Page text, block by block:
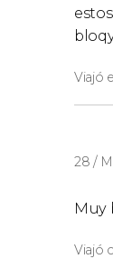
Viajó
28 /
Muy
Viajó